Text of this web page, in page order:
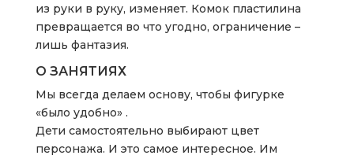
из руки в руку, изменяет. Комок пластилина
превращается во что угодно, ограничение –
лишь фантазия.
О ЗАНЯТИЯХ
Мы всегда делаем основу, чтобы фигурке
«было удобно» .
Дети самостоятельно выбирают цвет
персонажа. И это самое интересное. Им